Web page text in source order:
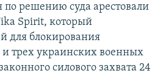
решению суда арестовали
Spirit, который
для блокирования
и трех украинских военных
силового захвата 24